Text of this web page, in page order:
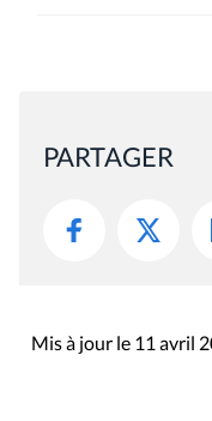
PARTAGER
Mis à jour le 11 avril